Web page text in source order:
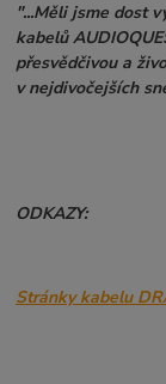
"...Měli jsme dost
kabelů
přesvědčivou a
v nejdivočejších
ODKAZY:
Stránky kabelu